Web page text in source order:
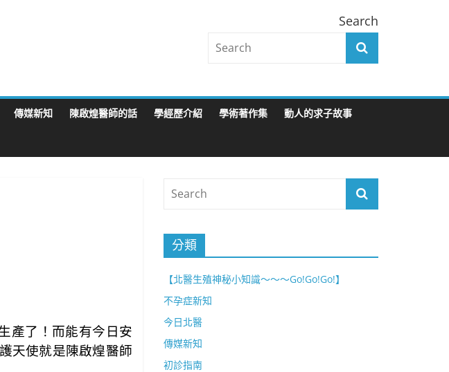
Search
傳媒新知 陳啟煌醫師的話 學經歷介紹 學術著作集 動人的求子故事
產了！而能有今日安
天使就是陳啟煌醫師
分類
【北醫生殖神秘小知識～～～Go!Go!Go!】
不孕症新知
今日北醫
傳媒新知
初診指南